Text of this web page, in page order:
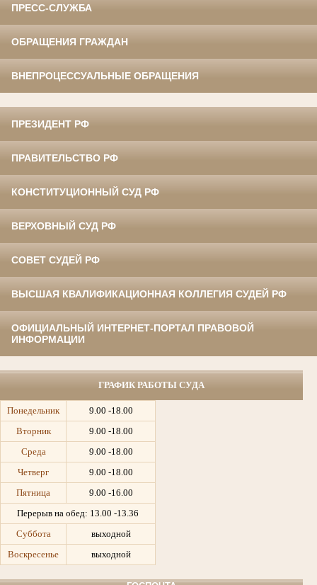
ПРЕСС-СЛУЖБА
ОБРАЩЕНИЯ ГРАЖДАН
ВНЕПРОЦЕССУАЛЬНЫЕ ОБРАЩЕНИЯ
ПРЕЗИДЕНТ РФ
ПРАВИТЕЛЬСТВО РФ
КОНСТИТУЦИОННЫЙ СУД РФ
ВЕРХОВНЫЙ СУД РФ
СОВЕТ СУДЕЙ РФ
ВЫСШАЯ КВАЛИФИКАЦИОННАЯ КОЛЛЕГИЯ СУДЕЙ РФ
ОФИЦИАЛЬНЫЙ ИНТЕРНЕТ-ПОРТАЛ ПРАВОВОЙ
ИНФОРМАЦИИ
ГРАФИК РАБОТЫ СУДА
Понедельник
9.00 -18.00
Вторник
9.00 -18.00
Среда
9.00 -18.00
Четверг
9.00 -18.00
Пятница
9.00 -16.00
Перерыв на обед: 13.00 -13.36
Суббота
выходной
Воскресенье
выходной